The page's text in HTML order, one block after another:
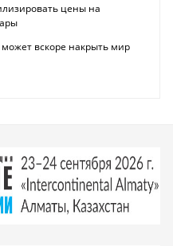
цены на
вскоре накрыть мир